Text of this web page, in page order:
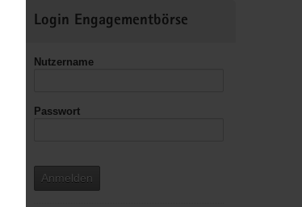
Informationen
Login Engagementbörse
Nutzername
Passwort
Anmelden